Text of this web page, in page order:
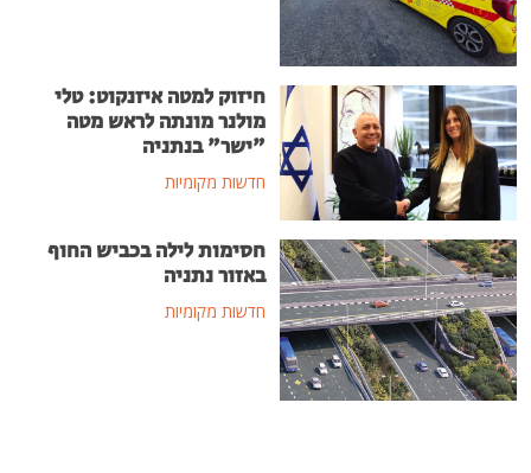
חיזוק למטה איזנקוט: טלי
מולנר מונתה לראש מטה
"ישר" בנתניה
חדשות מקומיות
חסימות לילה בכביש החוף
באזור נתניה
חדשות מקומיות